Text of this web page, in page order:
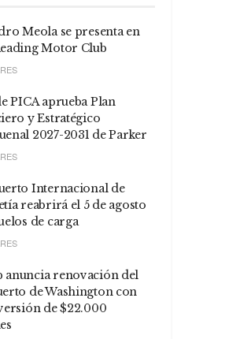
Meola se presenta en
Motor Club
PICA aprueba Plan
y Estratégico
2027-2031 de Parker
Internacional de
reabrirá el 5 de agosto
de carga
anuncia renovación del
de Washington con
de $22.000